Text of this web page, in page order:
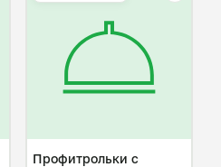
Профитрольки с